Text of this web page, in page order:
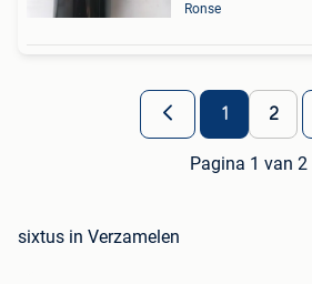
Ronse
1 2
Pagina 1 van 2
sixtus in Verzamelen